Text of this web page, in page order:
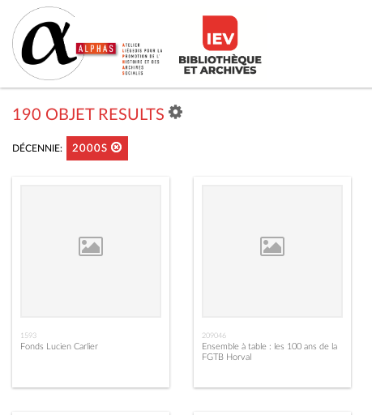
190 OBJET RESULTS
DÉCENNIE: 2000S
1593
Fonds Lucien Carlier
209046
Ensemble à table : les 100 ans de la
FGTB Horval